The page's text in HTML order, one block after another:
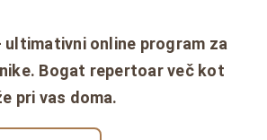
ultimativni online program za
Bogat repertoar več kot
pri vas doma.